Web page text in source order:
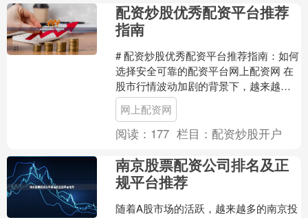
配资炒股优秀配资平台推荐
指南
# 配资炒股优秀配资平台推荐指南：如何
选择安全可靠的配资平台网上配资网 在
股市行情波动加剧的背景下，越来越多
的投资者开始关注配资炒股这一放大收
益的方式。然而，面....
网上配资网
阅读： 177 栏目： 配资炒股开户
南京股票配资公司排名及正
规平台推荐
随着A股市场的活跃，越来越多的南京投